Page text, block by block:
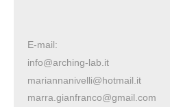
E-mail:
info@arching-lab.it
mariannanivelli@hotmail.it
marra.gianfranco@gmail.com